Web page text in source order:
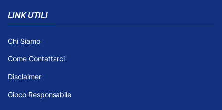
LINK UTILI
Chi Siamo
Come Contattarci
Disclaimer
Gioco Responsabile